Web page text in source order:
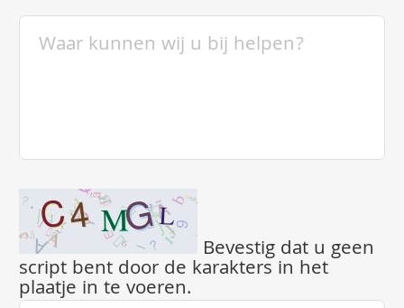
Bevestig dat u geen
script bent door de karakters in het
plaatje in te voeren.